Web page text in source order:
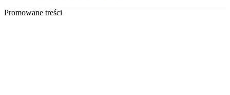
Promowane treści